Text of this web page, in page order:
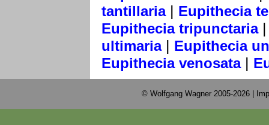
tantillaria| Eupithecia
Eupithecia tripunctaria
ultimaria| Eupithecia
Eupithecia venosata|
© Wolfgang Wagner 2005-2026 |